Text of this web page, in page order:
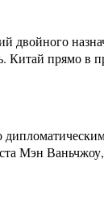
двойного
Китай прямо в
Мэн